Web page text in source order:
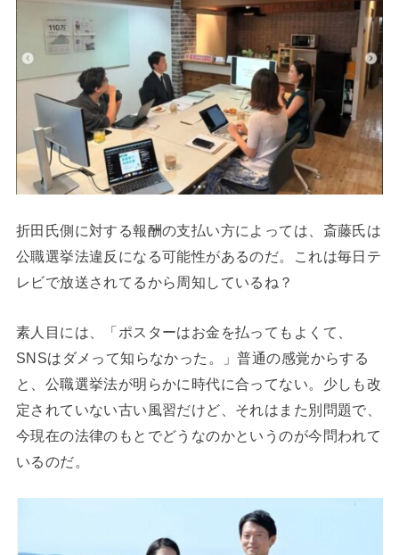
折田氏側に対する報酬の支払い方によっては、斎藤氏は
公職選挙法違反になる可能性があるのだ。これは毎日テ
レビで放送されてるから周知しているね？
素人目には、「ポスターはお金を払ってもよくて、
SNSはダメって知らなかった。」普通の感覚からする
と、公職選挙法が明らかに時代に合ってない。少しも改
定されていない古い風習だけど、それはまた別問題で、
今現在の法律のもとでどうなのかというのが今問われて
いるのだ。